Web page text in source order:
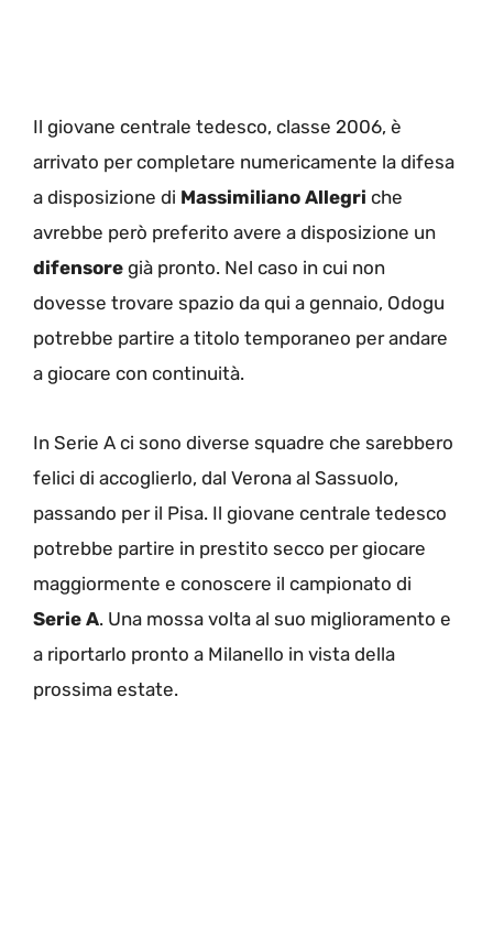
Il giovane centrale tedesco, classe 2006, è
arrivato per completare numericamente la difesa
a disposizione di Massimiliano Allegri che
avrebbe però preferito avere a disposizione un
difensore già pronto. Nel caso in cui non
dovesse trovare spazio da qui a gennaio, Odogu
potrebbe partire a titolo temporaneo per andare
a giocare con continuità.
In Serie A ci sono diverse squadre che sarebbero
felici di accoglierlo, dal Verona al Sassuolo,
passando per il Pisa. Il giovane centrale tedesco
potrebbe partire in prestito secco per giocare
maggiormente e conoscere il campionato di
Serie A. Una mossa volta al suo miglioramento e
a riportarlo pronto a Milanello in vista della
prossima estate.